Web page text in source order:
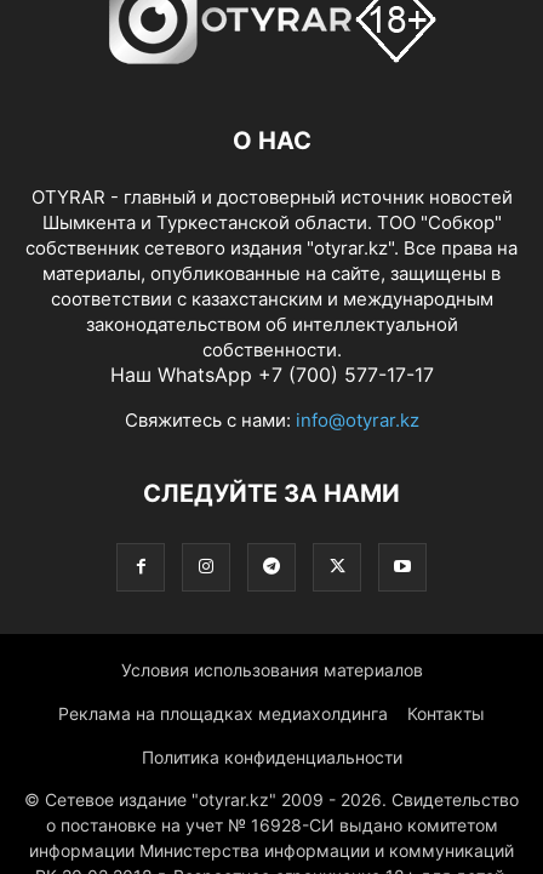
О НАС
OTYRAR - главный и достоверный источник новостей
Шымкента и Туркестанской области. ТОО "Собкор"
собственник сетевого издания "otyrar.kz". Все права на
материалы, опубликованные на сайте, защищены в
соответствии с казахстанским и международным
законодательством об интеллектуальной
собственности.
Наш WhatsApp +7 (700) 577-17-17
Свяжитесь с нами: info@otyrar.kz
СЛЕДУЙТЕ ЗА НАМИ
Условия использования материалов
Реклама на площадках медиахолдинга Контакты
Политика конфиденциальности
© Сетевое издание "otyrar.kz" 2009 - 2026. Свидетельство
о постановке на учет № 16928-СИ выдано комитетом
информации Министерства информации и коммуникаций